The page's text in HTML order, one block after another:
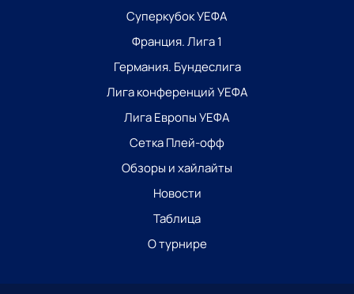
Суперкубок УЕФА
Франция. Лига 1
Германия. Бундеслига
Лига конференций УЕФА
Лига Европы УЕФА
Сетка Плей-офф
Обзоры и хайлайты
Новости
Таблица
О турнире